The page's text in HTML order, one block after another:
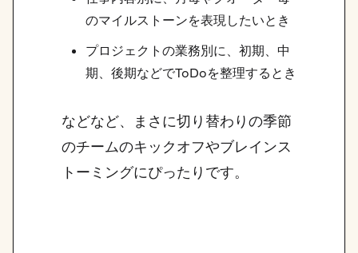
のマイルストーンを表現したいとき
プロジェクトの業務別に、初期、中
期、後期などでToDoを整理するとき
などなど、まさに切り替わりの季節
のチームのキックオフやブレインス
トーミングにぴったりです。